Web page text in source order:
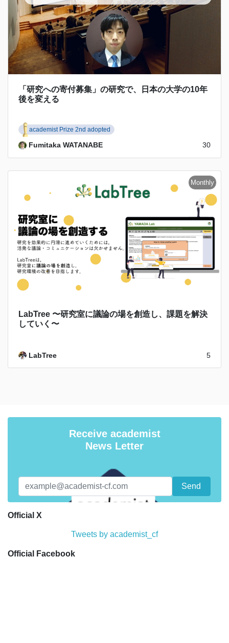
「研究への寄付募集」の研究で、日本の大学の10年
後を変える
academist Prize 2nd adopted
Fumitaka WATANABE 30
LabTree 〜研究室に議論の場を創造し、課題を解決
していく〜
LabTree 5
Receive academist
News Letter
Official X
Tweets by academist_cf
Official Facebook